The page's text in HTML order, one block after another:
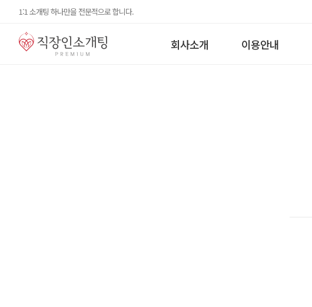
1:1 소개팅 하나만을 전문적으로 합니다.
회사소개 이용안내